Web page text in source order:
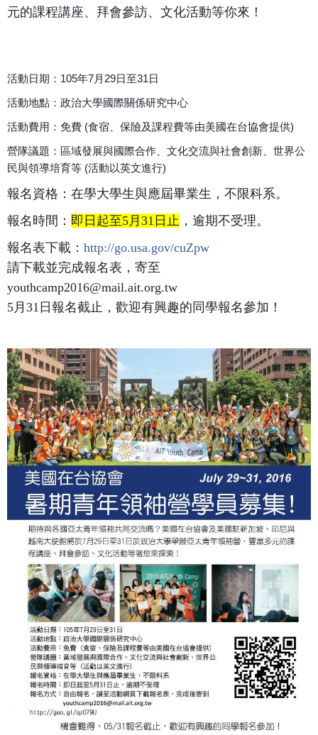
元的課程講座、拜會參訪、文化活動等你來！
活動日期：105年7月29日至31日
活動地點：政治大學國際關係研究中心
活動費用：免費 (食宿、保險及課程費等由美國在台協會提供)
營隊議題：區域發展與國際合作、文化交流與社會創新、世界公
民與領導培育等 (活動以英文進行)
報名資格：在學大學生與應屆畢業生，不限科系。
報名時間： 即日起至5月31日止 ，逾期不受理。
報名表下載： http://go.usa.gov/cuZpw
請下載並完成報名表，寄至
youthcamp2016@mail.ait.org.tw
5月31日報名截止，歡迎有興趣的同學報名參加！